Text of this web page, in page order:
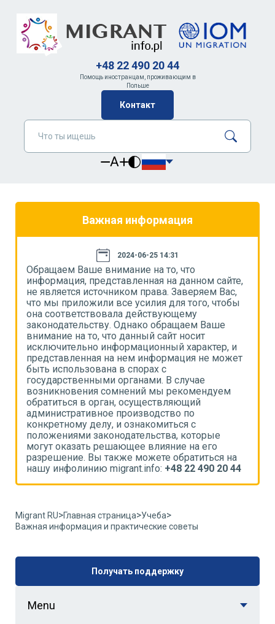
+48 22 490 20 44
Помощь иностранцам, проживающим в
Польше
Контакт
A
Важная информация
2024-06-25 14:31
Обращаем Ваше внимание на то, что
информация, представленная на данном сайте,
не является источником права. Заверяем Вас,
что мы приложили все усилия для того, чтобы
она соответствовала действующему
законодательству. Однако обращаем Ваше
внимание на то, что данный сайт носит
исключительно информационный характер, и
представленная на нем информация не может
быть использована в спорах с
государственными органами. В случае
возникновения сомнений мы рекомендуем
обратиться в орган, осуществляющий
административное производство по
конкретному делу, и ознакомиться с
положениями законодательства, которые
могут оказать решающее влияние на его
разрешение. Вы также можете обратиться на
нашу инфолинию migrant.info: +48 22 490 20 44
Migrant RU>Главная страница>Учеба>
Важная информация и практические советы
Получать поддержку
Menu